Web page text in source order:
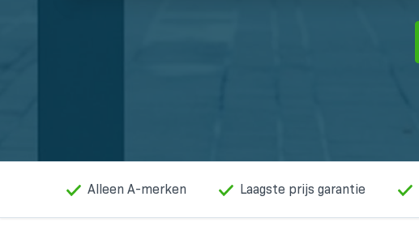
Alleen A-merken Laagste prijs garantie